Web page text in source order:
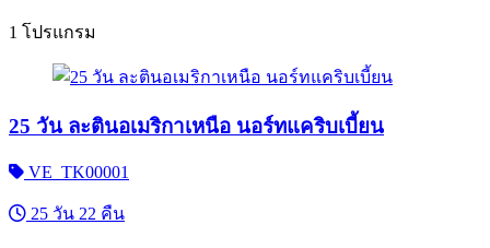
1 โปรแกรม
25 วัน ละตินอเมริกาเหนือ นอร์ทแคริบเบี้ยน
VE_TK00001
25 วัน 22 คืน